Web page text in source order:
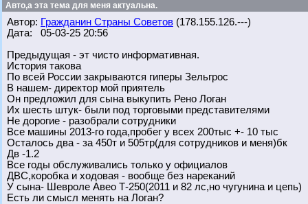
Авто,а эта тема для меня актуальна.
Автор: Гражданин Страны Советов (178.155.126.---)
Дата: 05-03-25 20:56
Предыдущая - эт чисто информативная.
История такова
По всей России закрываются гиперы Зельгрос
В нашем- директор мой приятель
Он предложил для сына выкупить Рено Логан
Их шесть штук- были под торговыми представителями
Не дорогие - разобрали сотрудники
Все машины 2013-го года,пробег у всех 200тыс +- 10 тыс
Осталось два - за 450т и 505тр(для сотрудников и меня)бк
Дв -1.2
Все годы обслуживались только у официалов
ДВС,коробка и ходовая - вообще без нареканий
У сына- Шевроле Авео Т-250(2011 и 82 лс,но чугунина и цепь)
Есть ли смысл менять на Логан?